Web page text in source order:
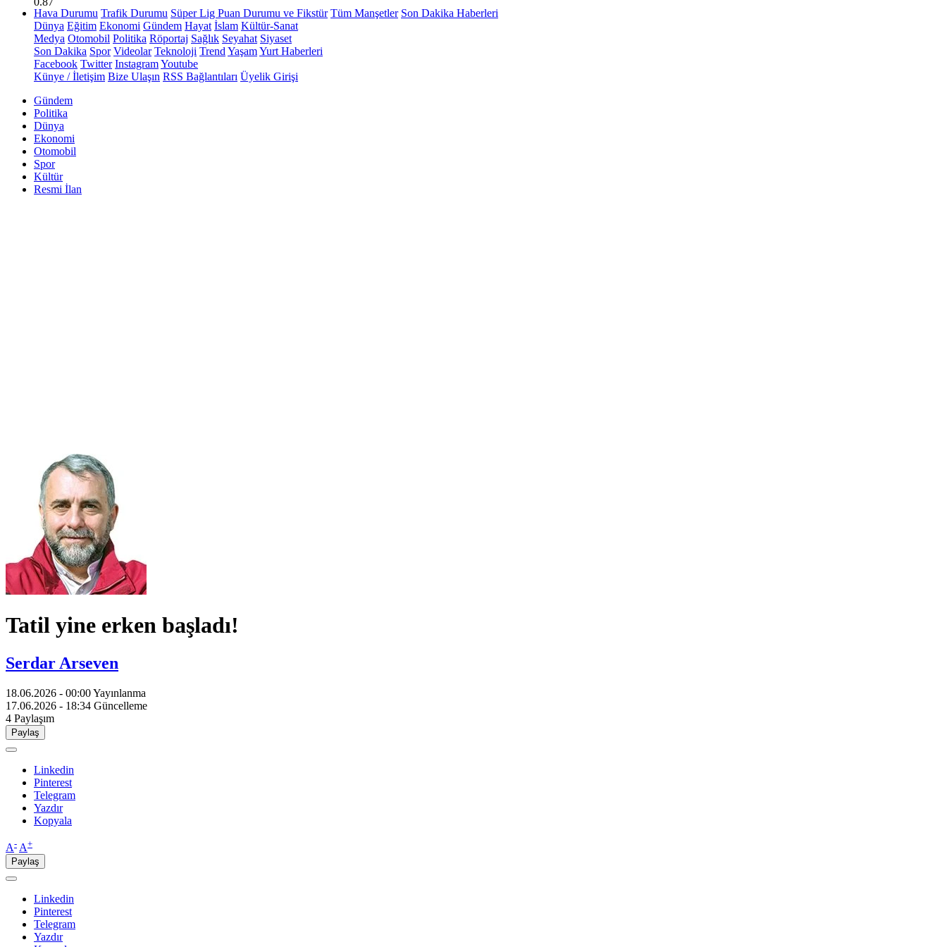
Hava Durumu Trafik Durumu Süper Lig Puan Durumu ve Fikstür Tüm Manşetler Son Dakika Haberleri
Dünya Eğitim Ekonomi Gündem Hayat İslam Kültür-Sanat
Medya Otomobil Politika Röportaj Sağlık Seyahat Siyaset
Son Dakika Spor Videolar Teknoloji Trend YaşamYurt Haberleri
Facebook Twitter InstagramYoutube
Künye / İletişim Bize Ulaşın RSS Bağlantıları Üyelik Girişi
Gündem
Politika
Dünya
Ekonomi
Otomobil
Spor
Kültür
Resmi İlan
Tatil yine erken başladı!
Serdar Arseven
18.06.2026 - 00:00Yayınlanma
17.06.2026 - 18:34 Güncelleme
4 Paylaşım
Paylaş
Linkedin
Pinterest
Telegram
Yazdır
Kopyala
A- A+
Paylaş
Linkedin
Pinterest
Telegram
Yazdır